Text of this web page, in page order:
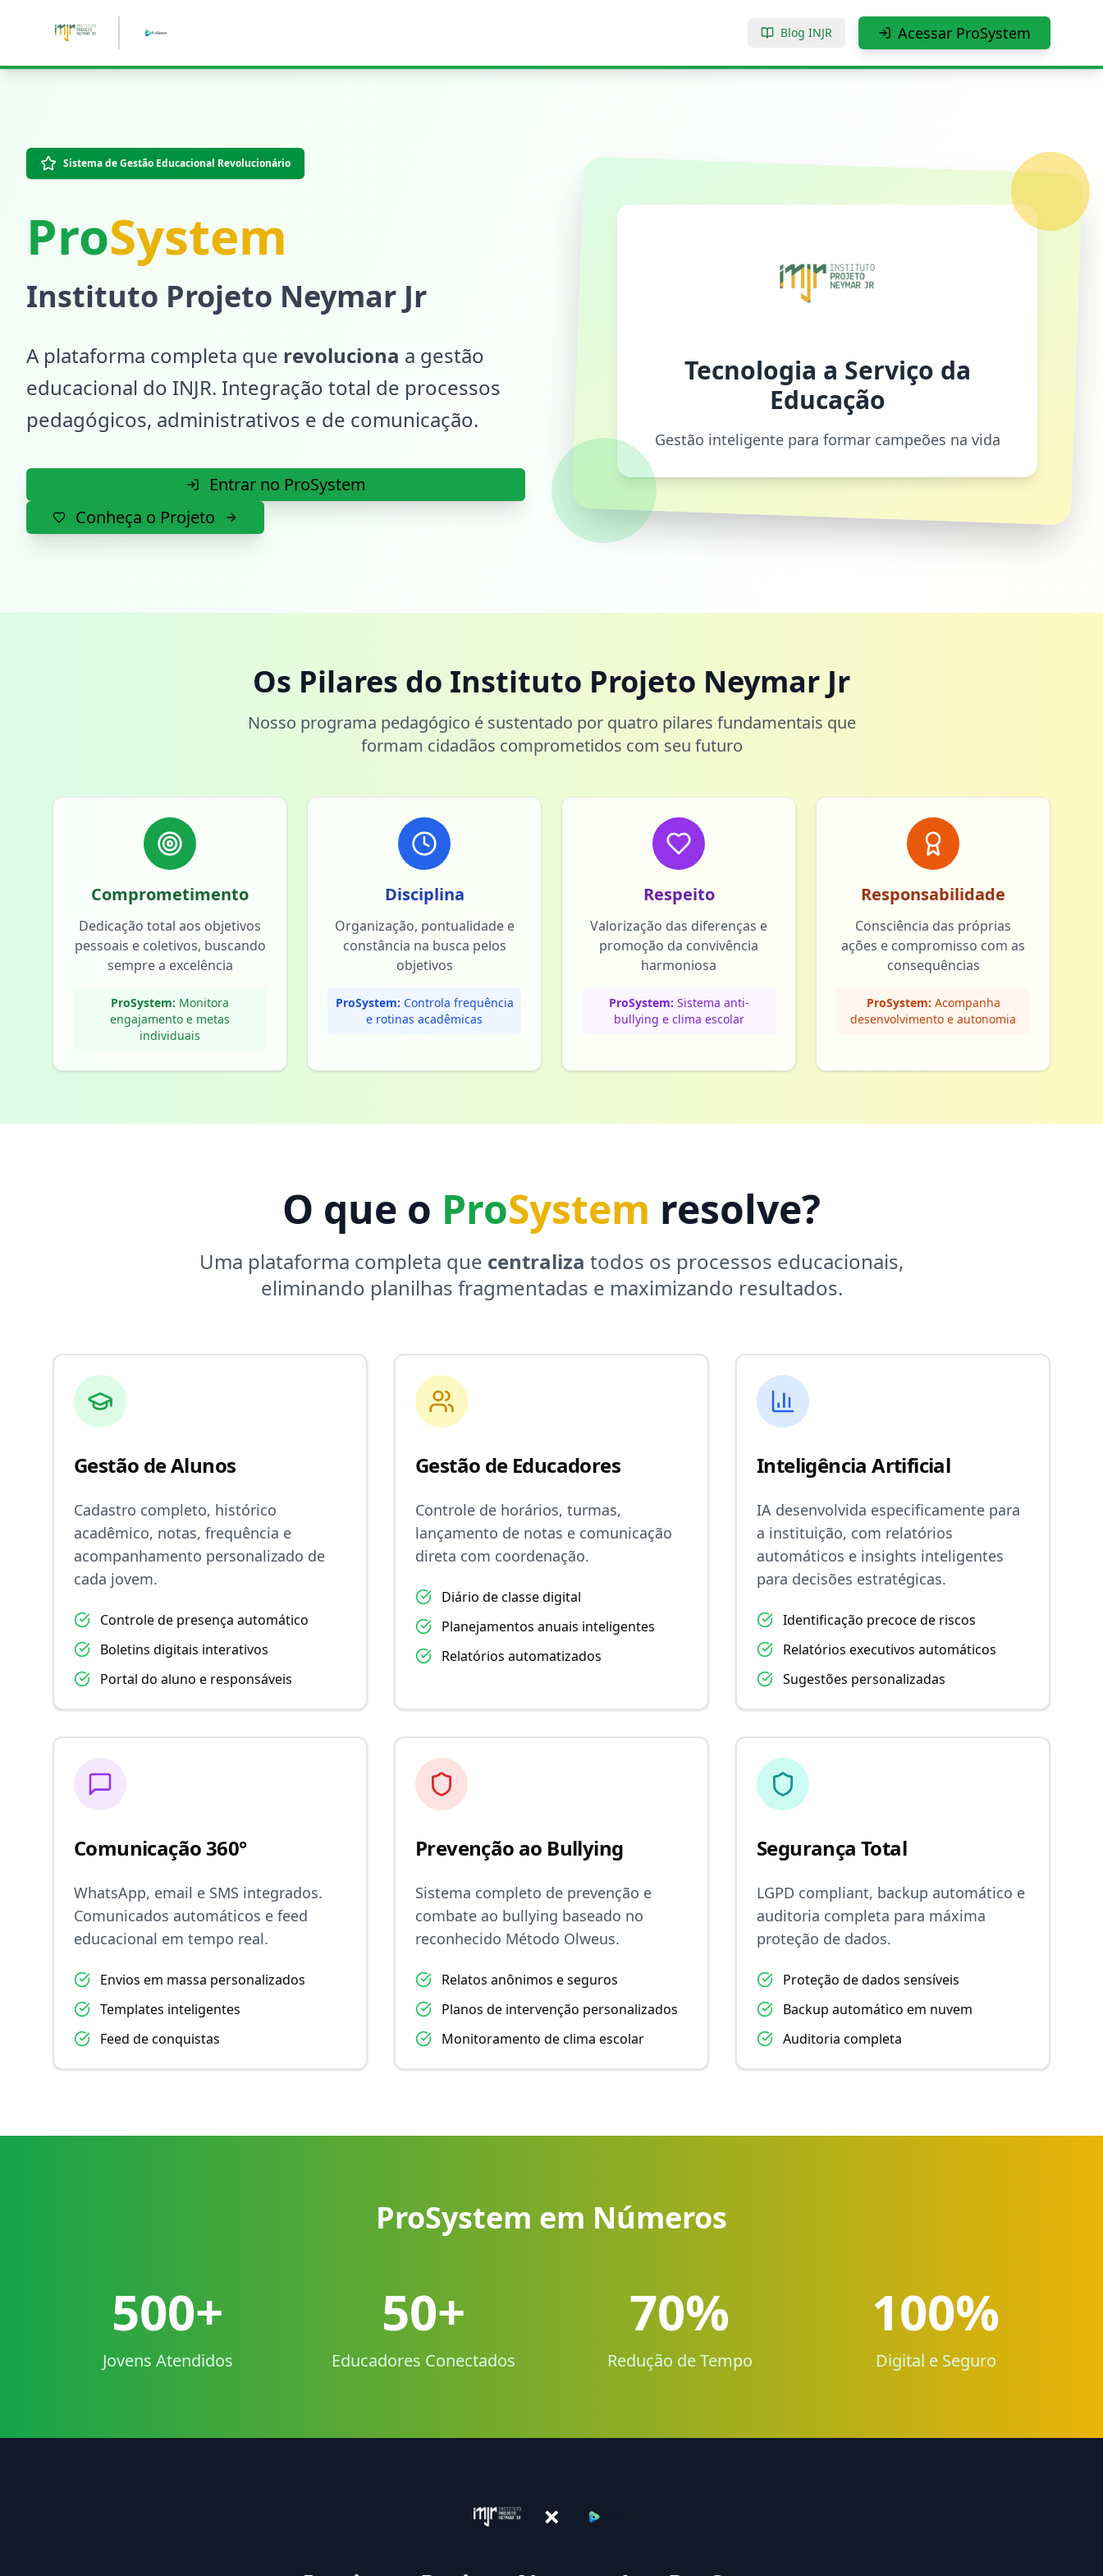
Pular para o conteúdo principal
Blog INJR Acessar ProSystem
Sistema de Gestão Educacional Revolucionário
ProSystem
Instituto Projeto Neymar Jr
A plataforma completa que revoluciona a gestão
educacional do INJR. Integração total de processos
pedagógicos, administrativos e de comunicação.
Entrar no ProSystem
Conheça o Projeto
Tecnologia a Serviço da
Educação
Gestão inteligente para formar campeões na vida
Os Pilares do Instituto Projeto Neymar Jr
Nosso programa pedagógico é sustentado por quatro pilares fundamentais que
formam cidadãos comprometidos com seu futuro
Comprometimento
Dedicação total aos objetivos
pessoais e coletivos, buscando
sempre a excelência
ProSystem: Monitora
engajamento e metas
individuais
Disciplina
Organização, pontualidade e
constância na busca pelos
objetivos
ProSystem: Controla frequência
e rotinas acadêmicas
Respeito
Valorização das diferenças e
promoção da convivência
harmoniosa
ProSystem: Sistema anti-
bullying e clima escolar
Responsabilidade
Consciência das próprias
ações e compromisso com as
consequências
ProSystem: Acompanha
desenvolvimento e autonomia
O que o ProSystem resolve?
Uma plataforma completa que centraliza todos os processos educacionais,
eliminando planilhas fragmentadas e maximizando resultados.
Gestão de Alunos
Cadastro completo, histórico
acadêmico, notas, frequência e
acompanhamento personalizado de
cada jovem.
Controle de presença automático
Boletins digitais interativos
Portal do aluno e responsáveis
Gestão de Educadores
Controle de horários, turmas,
lançamento de notas e comunicação
direta com coordenação.
Diário de classe digital
Planejamentos anuais inteligentes
Relatórios automatizados
Inteligência Artificial
IA desenvolvida especificamente para
a instituição, com relatórios
automáticos e insights inteligentes
para decisões estratégicas.
Identificação precoce de riscos
Relatórios executivos automáticos
Sugestões personalizadas
Comunicação 360°
WhatsApp, email e SMS integrados.
Comunicados automáticos e feed
educacional em tempo real.
Envios em massa personalizados
Templates inteligentes
Feed de conquistas
Prevenção ao Bullying
Sistema completo de prevenção e
combate ao bullying baseado no
reconhecido Método Olweus.
Relatos anônimos e seguros
Planos de intervenção personalizados
Monitoramento de clima escolar
Segurança Total
LGPD compliant, backup automático e
auditoria completa para máxima
proteção de dados.
Proteção de dados sensíveis
Backup automático em nuvem
Auditoria completa
ProSystem em Números
500+
Jovens Atendidos
50+
Educadores Conectados
70%
Redução de Tempo
100%
Digital e Seguro
×